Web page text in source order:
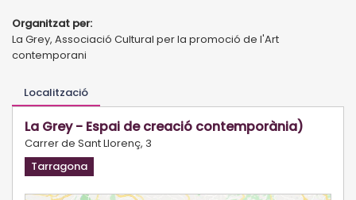
Organitzat per:
La Grey, Associació Cultural per la promoció de l'Art
contemporani
Localització
La Grey - Espai de creació contemporània)
Carrer de Sant Llorenç, 3
Tarragona